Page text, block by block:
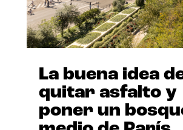
La buena idea
quitar asfalto y
poner un